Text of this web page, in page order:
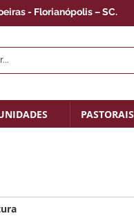
- Florianópolis – SC.
PASTORAIS